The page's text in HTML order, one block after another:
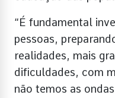
“É fundamental
pessoas,
realidades, mais
dificuldades, com
não temos as